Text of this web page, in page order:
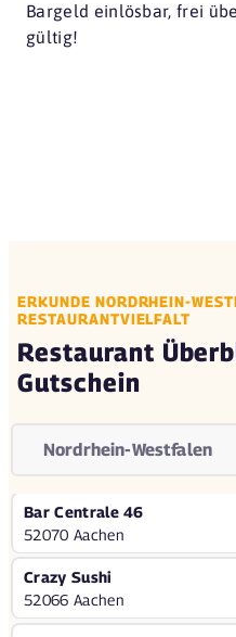
Bargeld einlösbar, frei
gültig!
ERKUNDE NORDRHEIN-
RESTAURANTVIELFALT
Restaurant
Gutschein
Bar Centrale 46
52070 Aachen
Crazy Sushi
52066 Aachen